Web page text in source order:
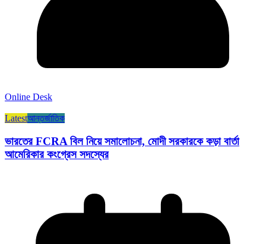
Online Desk
Latestআন্তর্জাতিক
ভারতের FCRA বিল নিয়ে সমালোচনা, মোদী সরকারকে কড়া বার্তা
আমেরিকার কংগ্রেস সদস্যের